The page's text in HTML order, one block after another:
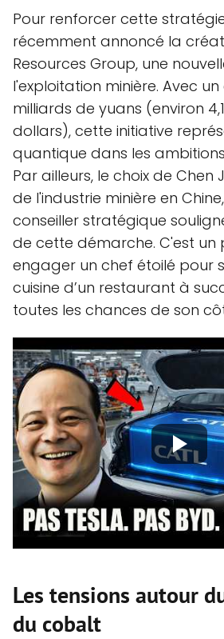
Pour renforcer cette
récemment annoncé la
Resources Group, une
l'exploitation minière. Avec
milliards de yuans (environ
dollars), cette initiative
quantique dans les
Par ailleurs, le choix de Chen
de l'industrie minière en
conseiller stratégique
de cette démarche. C'est un
engager un chef étoilé pour
cuisine d’un restaurant à
toutes les chances de son
Les tensions autour
du cobalt